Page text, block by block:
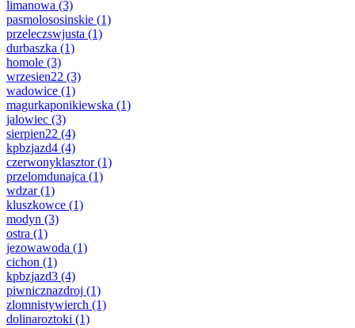
limanowa (3)
pasmolososinskie (1)
przeleczswjusta (1)
durbaszka (1)
homole (3)
wrzesien22 (3)
wadowice (1)
magurkaponikiewska (1)
jalowiec (3)
sierpien22 (4)
kpbzjazd4 (4)
czerwonyklasztor(1)
przelomdunajca (1)
wdzar(1)
kluszkowce (1)
modyn (3)
ostra (1)
jezowawoda (1)
cichon (1)
kpbzjazd3 (4)
piwnicznazdroj (1)
zlomnistywierch (1)
dolinaroztoki (1)